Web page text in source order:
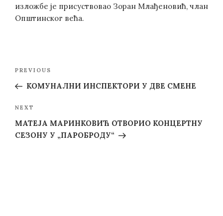
изложбе је присуствовао Зоран Млађеновић, члан
Општинског већа.
Previous
Post
PREVIOUS
КОМУНАЛНИ ИНСПЕКТОРИ У ДВЕ СМЕНЕ
Next
Post
NEXT
МАТЕЈА МАРИНКОВИЋ ОТВОРИО КОНЦЕРТНУ
СЕЗОНУ У „ПАРОБРОДУ“